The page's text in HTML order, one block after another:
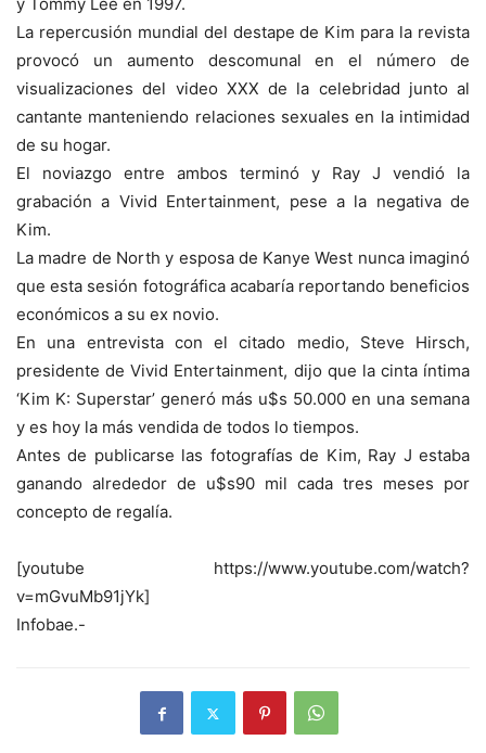
La repercusión mundial del destape de Kim para la revista
provocó un aumento descomunal en el número de
visualizaciones del video XXX de la celebridad junto al
cantante manteniendo relaciones sexuales en la intimidad
de su hogar.
El noviazgo entre ambos terminó y Ray J vendió la
grabación a Vivid Entertainment, pese a la negativa de
Kim.
La madre de North y esposa de Kanye West nunca imaginó
que esta sesión fotográfica acabaría reportando beneficios
económicos a su ex novio.
En una entrevista con el citado medio, Steve Hirsch,
presidente de Vivid Entertainment, dijo que la cinta íntima
‘Kim K: Superstar’ generó más u$s 50.000 en una semana
y es hoy la más vendida de todos lo tiempos.
Antes de publicarse las fotografías de Kim, Ray J estaba
ganando alrededor de u$s90 mil cada tres meses por
concepto de regalía.
[youtube https://www.youtube.com/watch?
v=mGvuMb91jYk]
Infobae.-